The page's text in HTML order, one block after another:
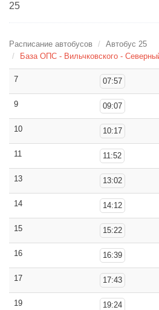
25
Расписание автобусов
Автобус 25
База ОПС - Вильчковского -
7 07:57
9 09:07
10 10:17
11 11:52
13 13:02
14 14:12
15 15:22
16 16:39
17 17:43
19 19:24